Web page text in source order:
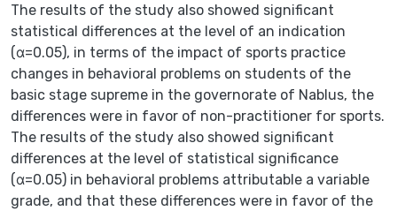
The results of the study also showed significant
statistical differences at the level of an indication
(α=0.05), in terms of the impact of sports practice
changes in behavioral problems on students of the
basic stage supreme in the governorate of Nablus, the
differences were in favor of non-practitioner for sports.
The results of the study also showed significant
differences at the level of statistical significance
(α=0.05) in behavioral problems attributable a variable
grade, and that these differences were in favor of the